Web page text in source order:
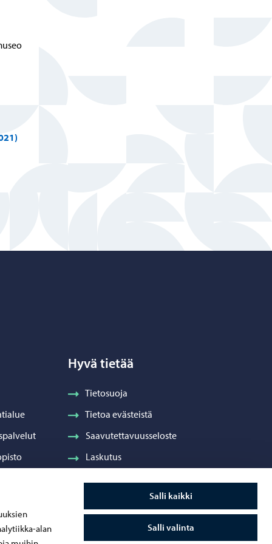
alan
Salli kaikki
Salli valinta
Hyvä tietää
Tietosuoja
Tietoa evästeistä
Saavutettavuusseloste
Laskutus